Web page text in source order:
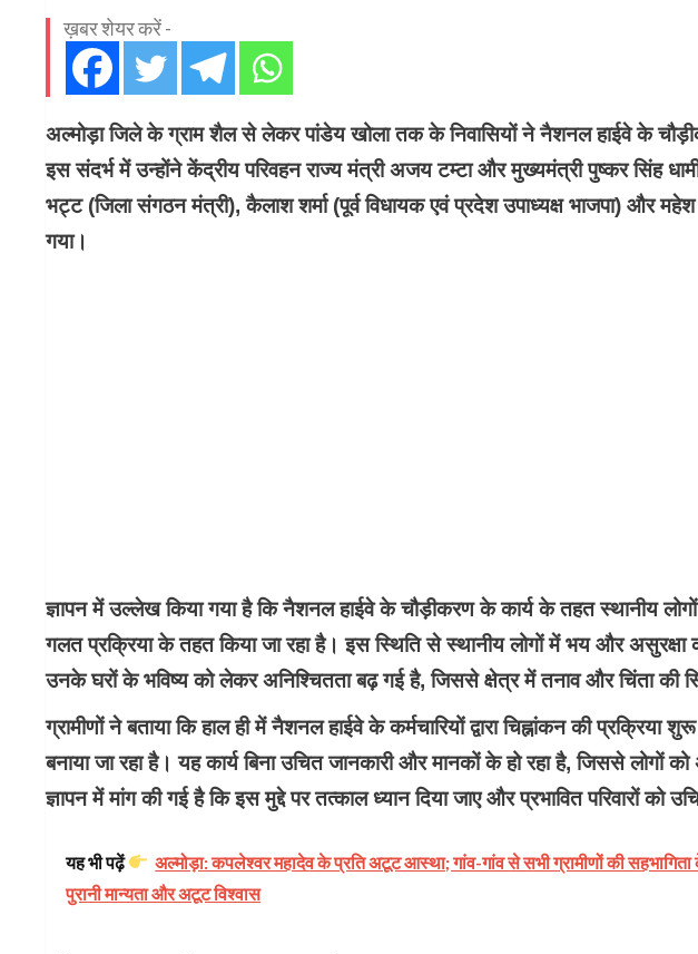
ख़बर शेयर करें -
अल्मोड़ा जिले के ग्राम शैल से लेकर पांडेय खोला तक के निवासियों ने नैशनल हाईवे के
इस संदर्भ में उन्होंने केंद्रीय परिवहन राज्य मंत्री अजय टम्टा और मुख्यमंत्री पुष्कर सिंह
भट्ट (जिला संगठन मंत्री), कैलाश शर्मा (पूर्व विधायक एवं प्रदेश उपाध्यक्ष भाजपा) और
गया।
ज्ञापन में उल्लेख किया गया है कि नैशनल हाईवे के चौड़ीकरण के कार्य के तहत स्थानीय लोगों
गलत प्रक्रिया के तहत किया जा रहा है। इस स्थिति से स्थानीय लोगों में भय और असुरक्षा
उनके घरों के भविष्य को लेकर अनिश्चितता बढ़ गई है, जिससे क्षेत्र में तनाव और चिंता की
ग्रामीणों ने बताया कि हाल ही में नैशनल हाईवे के कर्मचारियों द्वारा चिह्नांकन की
बनाया जा रहा है। यह कार्य बिना उचित जानकारी और मानकों के हो रहा है, जिससे
ज्ञापन में मांग की गई है कि इस मुद्दे पर तत्काल ध्यान दिया जाए और प्रभावित परिवारों को
यह भी पढ़ें
अल्मोड़ा: कपलेश्वर महादेव के प्रति अटूट आस्था; गांव-गांव से सभी ग्रामीणों की
पुरानी मान्यता और अटूट विश्वास